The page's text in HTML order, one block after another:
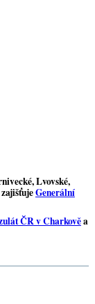
Lvovské,
Generální
ČR v Charkověa